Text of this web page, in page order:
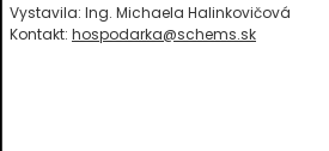
Vystavila: Ing. Michaela Halinkovičová
Kontakt: hospodarka@schems.sk